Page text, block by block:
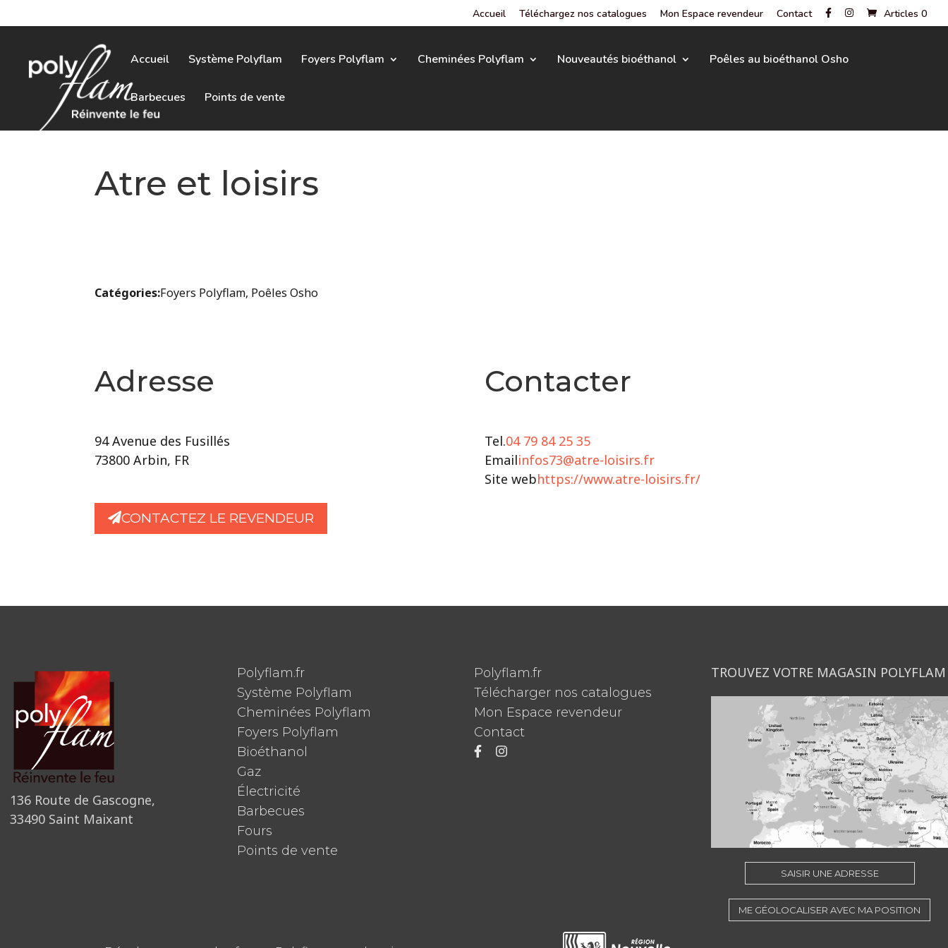
Accueil Téléchargez nos catalogues Mon Espace revendeur Contact Articles 0
Accueil Système Polyflam Foyers Polyflam Cheminées Polyflam Nouveautés bioéthanol Poêles au bioéthanol Osho
Barbecues Points de vente
Atre et loisirs
Catégories:Foyers Polyflam, Poêles Osho
Adresse
94 Avenue des Fusillés
73800 Arbin, FR
Contacter
Tel.04 79 84 25 35
Emailinfos73@atre-loisirs.fr
Site webhttps://www.atre-loisirs.fr/
CONTACTEZ LE REVENDEUR
136 Route de Gascogne,
33490 Saint Maixant
Polyflam.fr
Système Polyflam
Cheminées Polyflam
Foyers Polyflam
Bioéthanol
Gaz
Électricité
Barbecues
Fours
Points de vente
Polyflam.fr
Télécharger nos catalogues
Mon Espace revendeur
Contact
TROUVEZ VOTRE MAGASIN POLYFLAM
SAISIR UNE ADRESSE
ME GÉOLOCALISER AVEC MA POSITION